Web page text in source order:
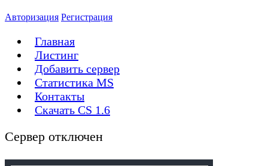
Авторизация Регистрация
Главная
Листинг
Добавить сервер
Статистика MS
Контакты
Скачать CS 1.6
Сервер отключен